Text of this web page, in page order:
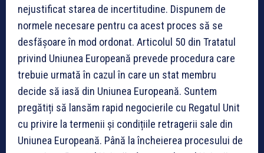
nejustificat starea de incertitudine. Dispunem de
normele necesare pentru ca acest proces să se
desfășoare în mod ordonat. Articolul 50 din Tratatul
privind Uniunea Europeană prevede procedura care
trebuie urmată în cazul în care un stat membru
decide să iasă din Uniunea Europeană. Suntem
pregătiți să lansăm rapid negocierile cu Regatul Unit
cu privire la termenii și condițiile retragerii sale din
Uniunea Europeană. Până la încheierea procesului de